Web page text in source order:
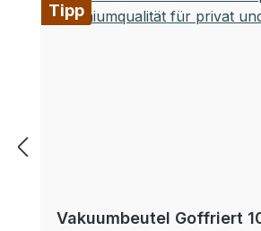
Tipp
Vakuumbeutel Goffriert